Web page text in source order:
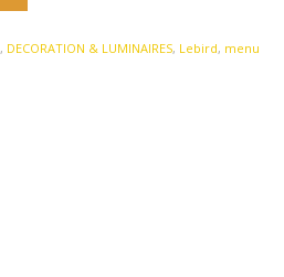
, DECORATION & LUMINAIRES, Lebird, menu